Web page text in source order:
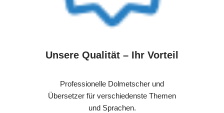
Unsere Qualität – Ihr Vorteil
Professionelle Dolmetscher und
Übersetzer für verschiedenste Themen
und Sprachen.